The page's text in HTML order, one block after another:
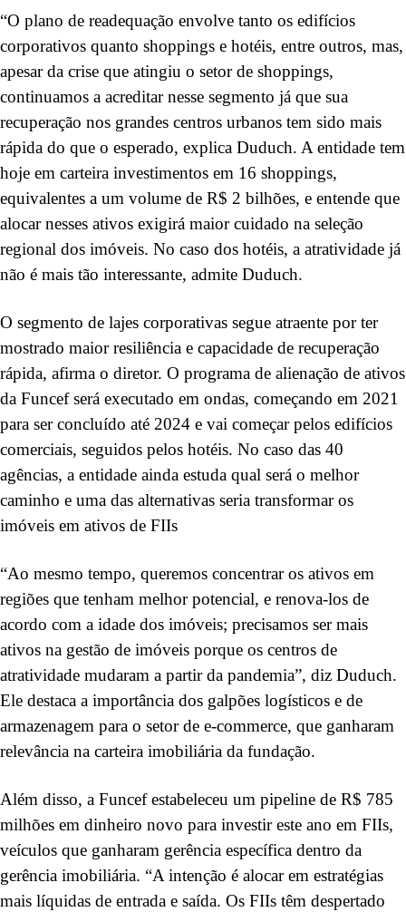
“O plano de readequação envolve tanto os edifícios
corporativos quanto shoppings e hotéis, entre outros, mas,
apesar da crise que atingiu o setor de shoppings,
continuamos a acreditar nesse segmento já que sua
recuperação nos grandes centros urbanos tem sido mais
rápida do que o esperado, explica Duduch. A entidade tem
hoje em carteira investimentos em 16 shoppings,
equivalentes a um volume de R$ 2 bilhões, e entende que
alocar nesses ativos exigirá maior cuidado na seleção
regional dos imóveis. No caso dos hotéis, a atratividade já
não é mais tão interessante, admite Duduch.
O segmento de lajes corporativas segue atraente por ter
mostrado maior resiliência e capacidade de recuperação
rápida, afirma o diretor. O programa de alienação de ativos
da Funcef será executado em ondas, começando em 2021
para ser concluído até 2024 e vai começar pelos edifícios
comerciais, seguidos pelos hotéis. No caso das 40
agências, a entidade ainda estuda qual será o melhor
caminho e uma das alternativas seria transformar os
imóveis em ativos de FIIs
“Ao mesmo tempo, queremos concentrar os ativos em
regiões que tenham melhor potencial, e renova-los de
acordo com a idade dos imóveis; precisamos ser mais
ativos na gestão de imóveis porque os centros de
atratividade mudaram a partir da pandemia”, diz Duduch.
Ele destaca a importância dos galpões logísticos e de
armazenagem para o setor de e-commerce, que ganharam
relevância na carteira imobiliária da fundação.
Além disso, a Funcef estabeleceu um pipeline de R$ 785
milhões em dinheiro novo para investir este ano em FIIs,
veículos que ganharam gerência específica dentro da
gerência imobiliária. “A intenção é alocar em estratégias
mais líquidas de entrada e saída. Os FIIs têm despertado